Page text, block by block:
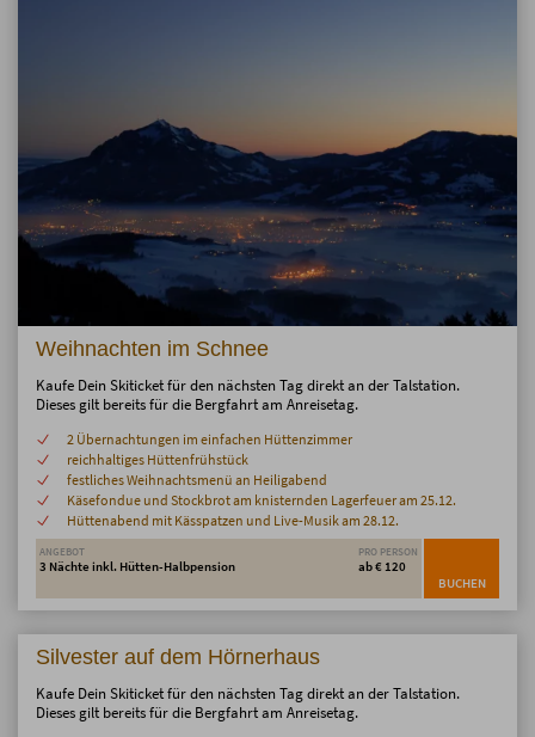
Weihnachten im Schnee
Kaufe Dein Skiticket für den nächsten Tag direkt an der Talstation.
Dieses gilt bereits für die Bergfahrt am Anreisetag.
2 Übernachtungen im einfachen Hüttenzimmer
reichhaltiges Hüttenfrühstück
festliches Weihnachtsmenü an Heiligabend
Käsefondue und Stockbrot am knisternden Lagerfeuer am 25.12.
Hüttenabend mit Kässpatzen und Live-Musik am 28.12.
ANGEBOT
3 Nächte inkl. Hütten-Halbpension
PRO PERSON
ab € 120
BUCHEN
Silvester auf dem Hörnerhaus
Kaufe Dein Skiticket für den nächsten Tag direkt an der Talstation.
Dieses gilt bereits für die Bergfahrt am Anreisetag.